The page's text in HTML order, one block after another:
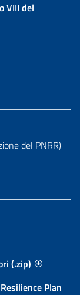
VIII del
del PNRR)
(.zip)
Plan